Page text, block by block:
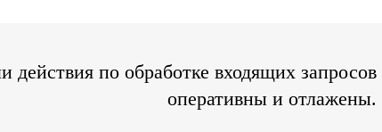
действия по обработке входящих
оперативны и отлажены.